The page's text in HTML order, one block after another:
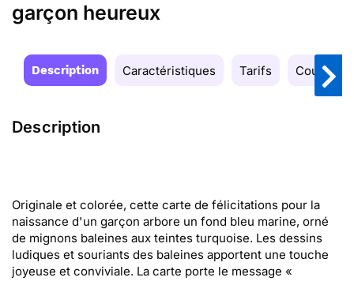
garçon heureux
Description Caractéristiques Tarifs Couleurs
Description
Originale et colorée, cette carte de félicitations pour la
naissance d'un garçon arbore un fond bleu marine, orné
de mignons baleines aux teintes turquoise. Les dessins
ludiques et souriants des baleines apportent une touche
joyeuse et conviviale. La carte porte le message «